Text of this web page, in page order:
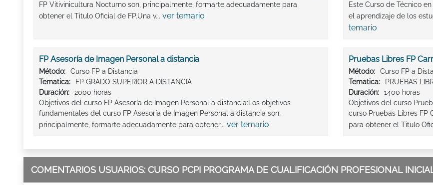
FP Vitivinicultura Nocturno son, principalmente, formarte adecuadamente para
obtener el Titulo Oficial de FP.Una v... ver temario
Este Curso de Técnico
el aprendizaje de los
temario
FP Asesoría de Imagen Personal a distancia
Método:
Curso FP a Distancia
Tematica:
FP GRADO SUPERIOR A DISTANCIA
Duración:
2000 horas
Objetivos del curso FP Asesoría de Imagen Personal a distancia:Los objetivos
fundamentales del curso FP Asesoría de Imagen Personal a distancia son,
principalmente, formarte adecuadamente para obtener... ver temario
Pruebas Libres FP
Método:
Curso FP a
Tematica:
PRUEBAS
Duración:
1400 horas
Objetivos del curso
curso Pruebas Libres FP
para obtener el Titulo
COMENTARIOS USUARIOS: CURSO PCPI PROGRAMA DE CUALIFICACIÓN PROFESIONAL